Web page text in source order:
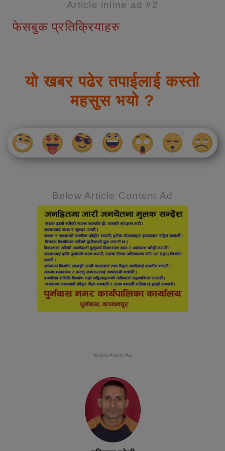
Article inline ad #2
फेसबुक प्रतिक्रियाहरु
यो खबर पढेर तपाईलाई कस्तो
महसुस भयो ?
Below Article Content Ad
Below Article Ad